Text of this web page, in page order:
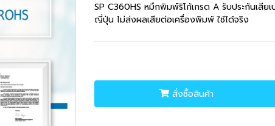
SP C360HS หมึกพิมพ์ริโก้เกรด A รับประกันเสี
ญี่ปุ่น ไม่ส่งผลเสียต่อเครื่องพิมพ์ ใช้ได้จริง
สั่งซื้อสินค้า